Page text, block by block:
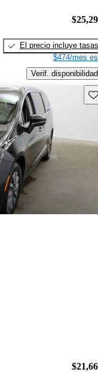
El precio incluye tasas
$474/mes
Verif. disponibilidad